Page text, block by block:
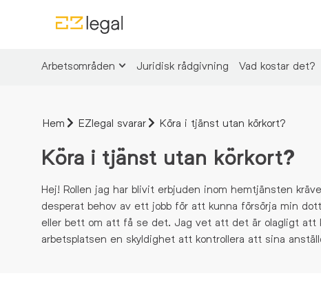
Arbetsområden Juridisk rådgivning Vad kostar det?
Hem EZlegal svarar Köra i tjänst utan körkort?
Köra i tjänst utan körkort?
Hej! Rollen jag har blivit erbjuden inom hemtjänsten
desperat behov av ett jobb för att kunna försörja min
eller bett om att få se det. Jag vet att det är olagligt att
arbetsplatsen en skyldighet att kontrollera att sina